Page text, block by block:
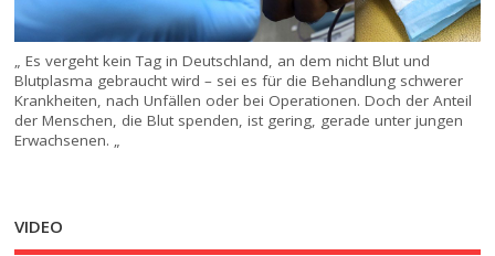
„ Es vergeht kein Tag in Deutschland, an dem nicht Blut und
Blutplasma gebraucht wird – sei es für die Behandlung schwerer
Krankheiten, nach Unfällen oder bei Operationen. Doch der Anteil
der Menschen, die Blut spenden, ist gering, gerade unter jungen
Erwachsenen. „
VIDEO